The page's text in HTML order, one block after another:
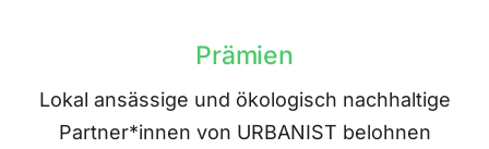
Prämien
Lokal ansässige und ökologisch nachhaltige
Partner*innen von URBANIST belohnen